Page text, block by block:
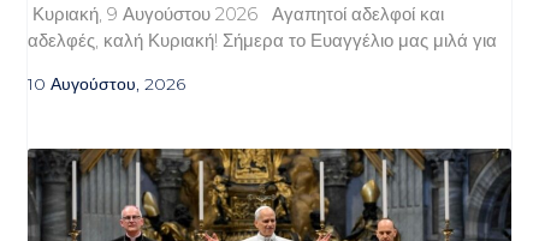
Κυριακή, 9 Αυγούστου 2026 Αγαπητοί αδελφοί και
αδελφές, καλή Κυριακή! Σήμερα το Ευαγγέλιο μας μιλά για
10 Αυγούστου, 2026